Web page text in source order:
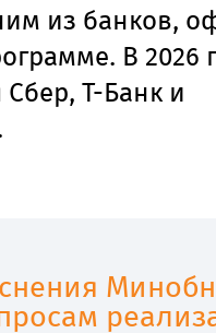
из банков,
В 2026
Т-Банк и